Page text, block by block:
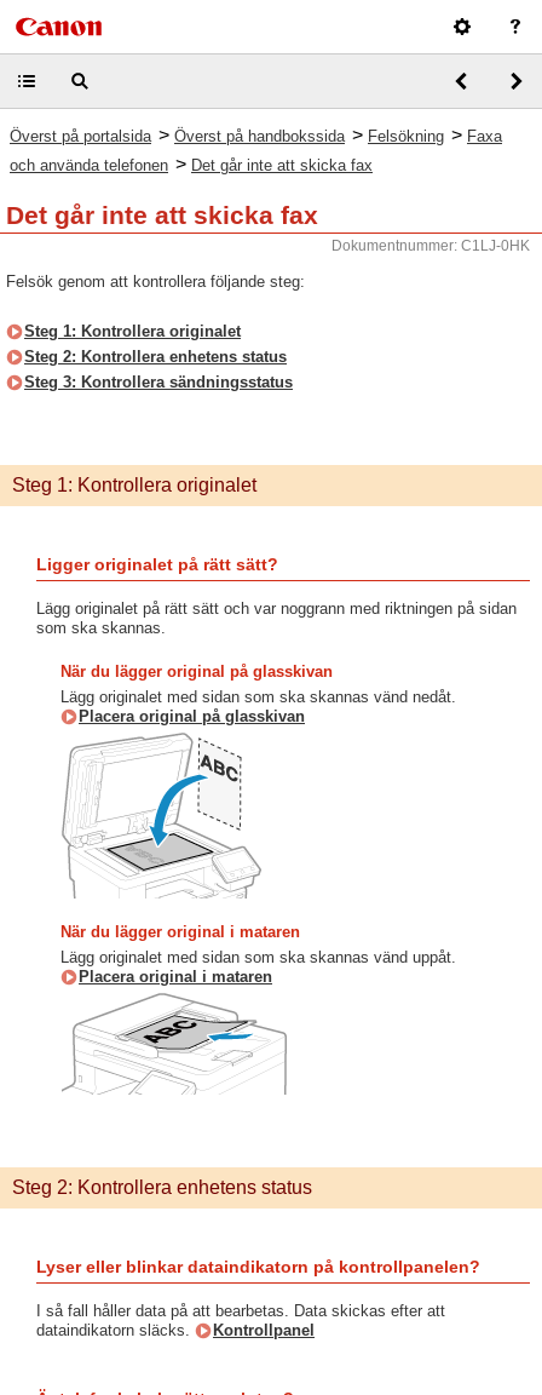
Överst på portalsida > Överst på handbokssida > Felsökning > Faxa
och använda telefonen > Det går inte att skicka fax
Det går inte att skicka fax
Dokumentnummer: C1LJ-0HK
Felsök genom att kontrollera följande steg:
Steg 1: Kontrollera originalet
Steg 2: Kontrollera enhetens status
Steg 3: Kontrollera sändningsstatus
Steg 1: Kontrollera originalet
Ligger originalet på rätt sätt?
Lägg originalet på rätt sätt och var noggrann med riktningen på sidan
som ska skannas.
När du lägger original på glasskivan
Lägg originalet med sidan som ska skannas vänd nedåt.
Placera original på glasskivan
När du lägger original i mataren
Lägg originalet med sidan som ska skannas vänd uppåt.
Placera original i mataren
Steg 2: Kontrollera enhetens status
Lyser eller blinkar dataindikatorn på kontrollpanelen?
I så fall håller data på att bearbetas. Data skickas efter att
dataindikatorn släcks.
Kontrollpanel